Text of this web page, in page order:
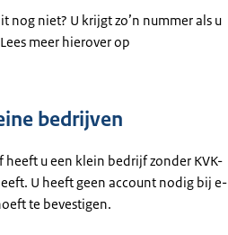
nog niet? U krijgt zo’n nummer als u
meer hierover op
bedrijven
heeft u een klein bedrijf zonder KVK-
U heeft geen account nodig bij e-
te bevestigen.